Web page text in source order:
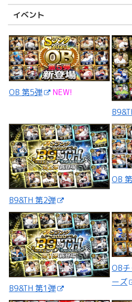
イベント
OB 第5弾
NEW!
B9&TH 第2弾
OB
B9&TH 第1弾
OB
ーズ